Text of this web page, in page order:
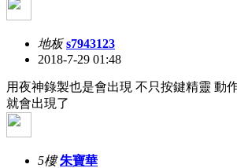
地板 s7943123
2018-7-29 01:48
用夜神錄製也是會出現 不只按鍵精靈 動
就會出現了
5樓 朱寶華